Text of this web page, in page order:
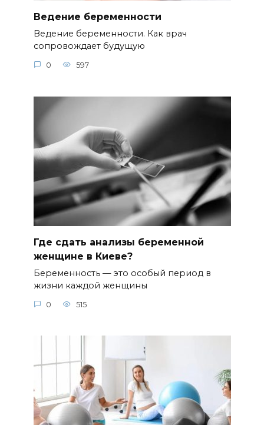
Ведение беременности
Ведение беременности. Как врач
сопровождает будущую
0 597
Где сдать анализы беременной
женщине в Киеве?
Беременность — это особый период в
жизни каждой женщины
0 515